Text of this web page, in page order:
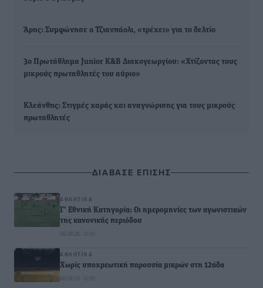
Άρης: Συμφώνησε ο Τζιανπάολι, «τρέχει» για το δελτίο
3ο Πρωτάθλημα Junior Κ&Β Διακογεωργίου: «Χτίζοντας τους
μικρούς πρωταθλητές του αύριο»
Κλεάνθης: Στιγμές χαράς και αναγνώρισης για τους μικρούς
πρωταθλητές
ΔΙΑΒΑΣΕ ΕΠΙΣΗΣ
ΑΘΛΗΤΙΚΆ
Γ’ Εθνική Κατηγορία: Οι ημερομηνίες των αγωνιστικών
της κανονικής περιόδου
08.08.26 · 12:40
ΑΘΛΗΤΙΚΆ
Χωρίς υποχρεωτική παρουσία μικρών στη 12άδα
08.08.26 · 12:00